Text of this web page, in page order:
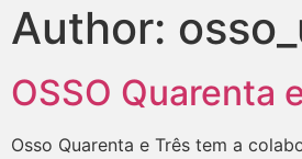
Author:
OSSO Quarenta
Osso Quarenta e Três tem a